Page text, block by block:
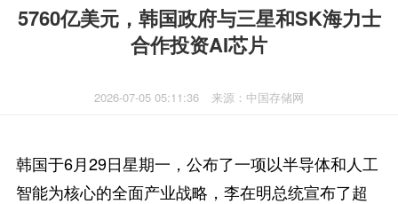
5760亿美元，韩国政府与三星和SK海力士
合作投资AI芯片
2026-07-05 05:11:36 来源：中国存储网
韩国于6月29日星期一，公布了一项以半导体和人工
智能为核心的全面产业战略，李在明总统宣布了超